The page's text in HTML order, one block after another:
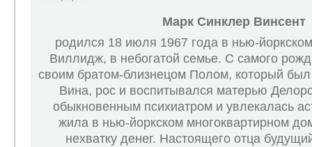
Марк Синклер Винсент
родился 18 июля 1967 года в нью-
Виллидж, в небогатой семье. С самого
своим братом-близнецом Полом, который
Вина, рос и воспитывался матерью
обыкновенным психиатром и увлекалась
жила в нью-йоркском многоквартирном
нехватку денег. Настоящего отца